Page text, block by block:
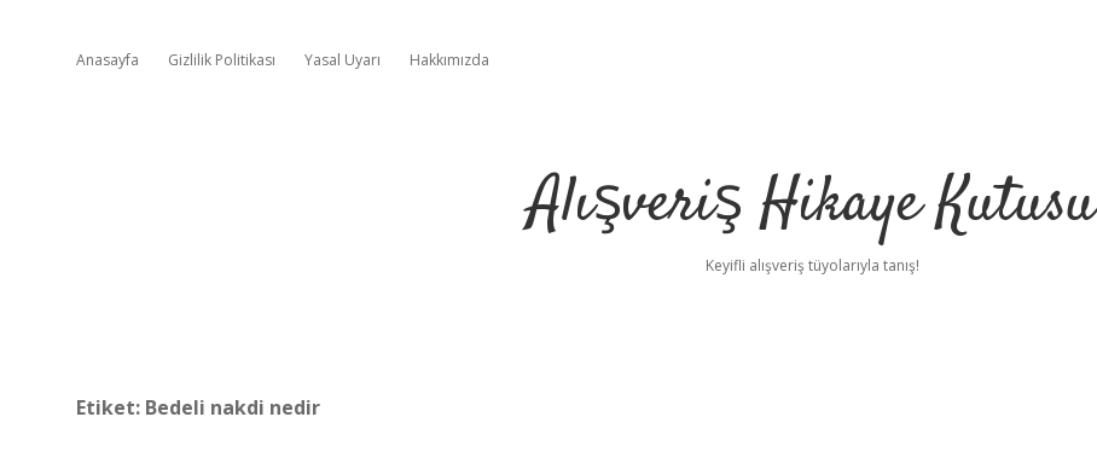
Anasayfa Gizlilik Politikası Yasal Uyarı Hakkımızda
Alışveriş Hikaye Kutusu
Keyifli alışveriş tüyolarıyla tanış!
Etiket: Bedeli nakdi nedir